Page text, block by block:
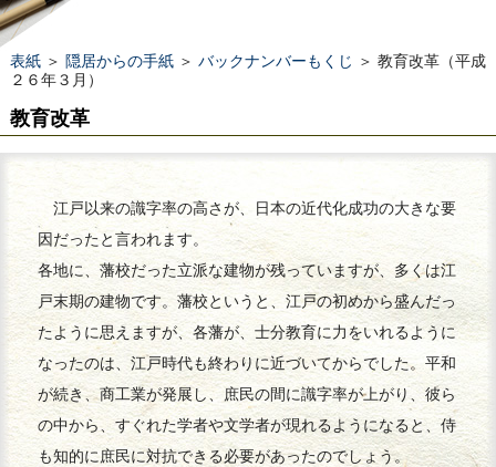
表紙＞ 隠居からの手紙＞ バックナンバーもくじ ＞ 教育改革（平成
２６年３月）
教育改革
江戸以来の識字率の高さが、日本の近代化成功の大きな要
因だったと言われます。
各地に、藩校だった立派な建物が残っていますが、多くは江
戸末期の建物です。藩校というと、江戸の初めから盛んだっ
たように思えますが、各藩が、士分教育に力をいれるように
なったのは、江戸時代も終わりに近づいてからでした。平和
が続き、商工業が発展し、庶民の間に識字率が上がり、彼ら
の中から、すぐれた学者や文学者が現れるようになると、侍
も知的に庶民に対抗できる必要があったのでしょう。